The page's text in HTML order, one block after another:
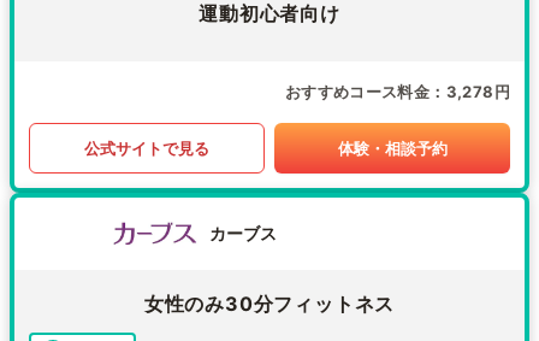
運動初心者向け
おすすめコース料金 3,278円
公式サイトで見る 体験・相談予約
カーブス
女性のみ30分フィットネス